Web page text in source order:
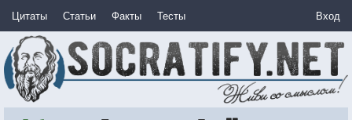
Цитаты Статьи Факты Тесты Вход